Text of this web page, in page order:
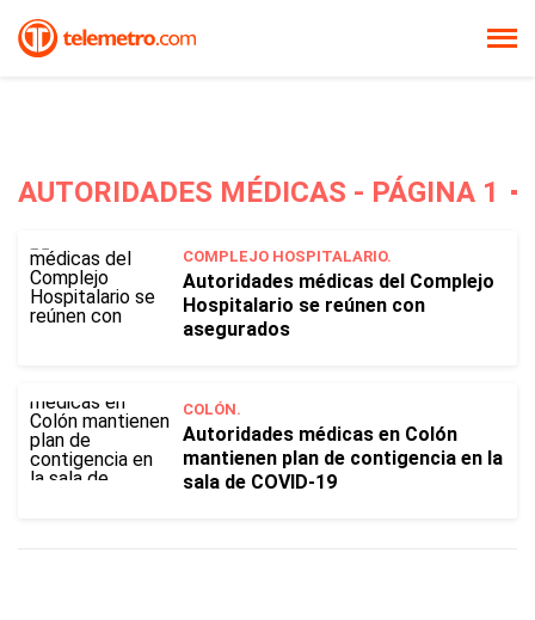
AUTORIDADES MÉDICAS - PÁGINA 1
COMPLEJO HOSPITALARIO.
Autoridades médicas del Complejo
Hospitalario se reúnen con
asegurados
COLÓN.
Autoridades médicas en Colón
mantienen plan de contigencia en la
sala de COVID-19